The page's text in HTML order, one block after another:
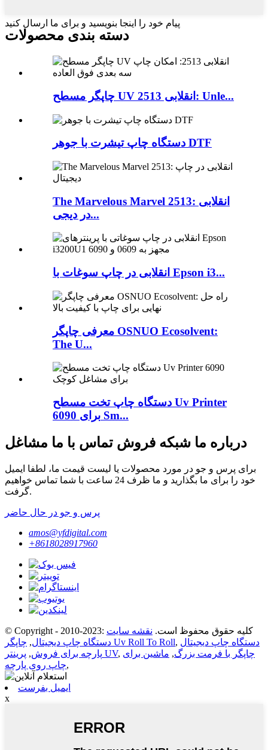
پیام خود را اینجا بنویسید و برای ما ارسال کنید
دسته بندی محصولات
چاپگر مسطح UV انقلابی 2513: Unle...
دستگاه چاپ تیشرت با جوهر DTF
The Marvelous Marvel 2513: انقلابی
در دیجی...
انقلابی در چاپ سوغات با Epson i3...
معرفی چاپگر OSNUO Ecosolvent:
The U...
دستگاه چاپ تخت مسطح Uv Printer
6090 برای Sm...
درباره ما شبکه فروش تماس با ما مشاغل
برای پرس و جو در مورد محصولات یا لیست قیمت ما، لطفا ایمیل
خود را برای ما بگذارید و ما ظرف 24 ساعت با شما تماس خواهیم
گرفت.
پرس و جو در حال حاضر
amos@yfdigital.com
+8618028917960
© Copyright - 2010-2023: کلیه حقوق محفوظ است. نقشه سایت
دستگاه چاپ دیجیتال, چاپگر Uv Roll To Roll, دستگاه چاپ دیجیتال
پارچه برای فروش, پرینتر UV, چاپگر با فرمت بزرگ, ماشین برای
چاپ روی پارچه,
ایمیل بفرست
x